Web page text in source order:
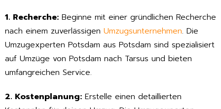
1. Recherche: Beginne mit einer gründlichen Recherche
nach einem zuverlässigen Umzugsunternehmen. Die
Umzugexperten Potsdam aus Potsdam sind spezialisiert
auf Umzüge von Potsdam nach Tarsus und bieten
umfangreichen Service.
2. Kostenplanung: Erstelle einen detaillierten